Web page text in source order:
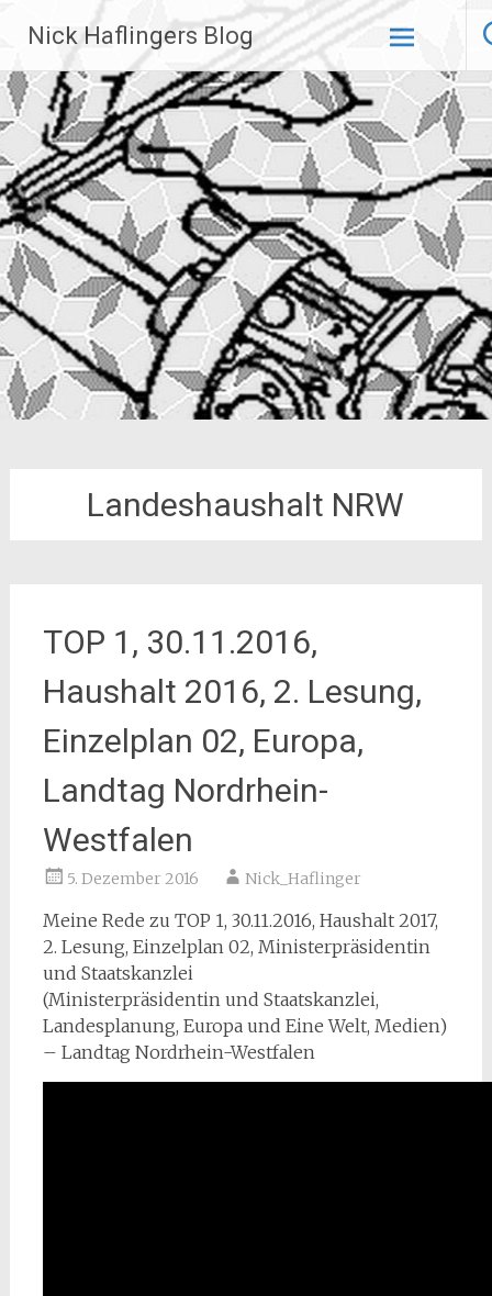
Inhalt
springen
Nick Haflingers Blog
Landeshaushalt NRW
TOP 1, 30.11.2016,
Haushalt 2016, 2. Lesung,
Einzelplan 02, Europa,
Landtag Nordrhein-
Westfalen
5. Dezember 2016 Nick_Haflinger
Meine Rede zu TOP 1, 30.11.2016, Haushalt 2017,
2. Lesung, Einzelplan 02, Ministerpräsidentin
und Staatskanzlei
(Ministerpräsidentin und Staatskanzlei,
Landesplanung, Europa und Eine Welt, Medien)
– Landtag Nordrhein-Westfalen